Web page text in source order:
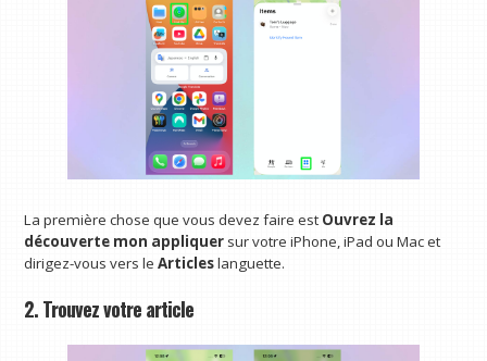
La première chose que vous devez faire est Ouvrez la
découverte mon appliquer sur votre iPhone, iPad ou Mac et
dirigez-vous vers leArticleslanguette.
2. Trouvez votre article